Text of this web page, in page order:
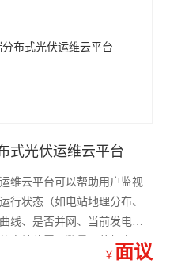
式光伏运维云平台
维云平台可以帮助用户监视
行状态（如电站地理分布、
线、是否并网、当前发电
电站位置、数量、装机容
发电量。
￥ 面议